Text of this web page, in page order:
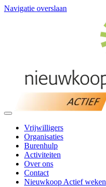
Navigatie overslaan
Vrijwilligers
Organisaties
Burenhulp
Activiteiten
Over ons
Contact
Nieuwkoop Actief weken